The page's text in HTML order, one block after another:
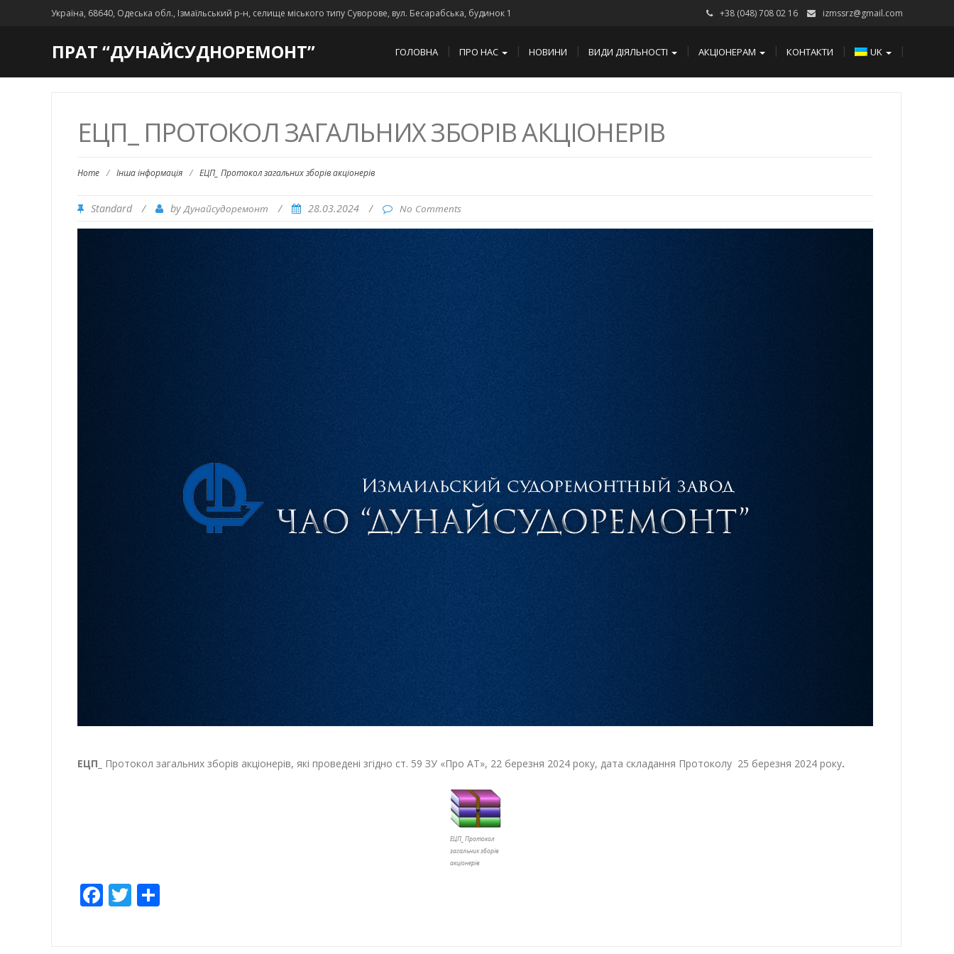
Україна, 68640, Одеська обл., Ізмаїльський р-н, селище міського типу Суворове, вул. Бесарабська, будинок 1 +38 (048) 708 02 16 izmssrz@gmail.com
ПРАТ “ДУНАЙСУДНОРЕМОНТ” ГОЛОВНА ПРО НАС НОВИНИ ВИДИ ДІЯЛЬНОСТІ АКЦІОНЕРАМ КОНТАКТИ UK
ЕЦП_ ПРОТОКОЛ ЗАГАЛЬНИХ ЗБОРІВ АКЦІОНЕРІВ
Home / Інша інформація / ЕЦП_ Протокол загальних зборів акціонерів
Standard / byДунайсудоремонт / 28.03.2024 / No Comments
ЕЦП_ Протокол загальних зборів акціонерів, які проведені згідно ст. 59 ЗУ «Про АТ», 22 березня 2024 року, дата складання Протоколу 25 березня 2024 року.
ЕЦП_ Протокол
загальних зборів
акціонерів
Facebook
Twitter
Share